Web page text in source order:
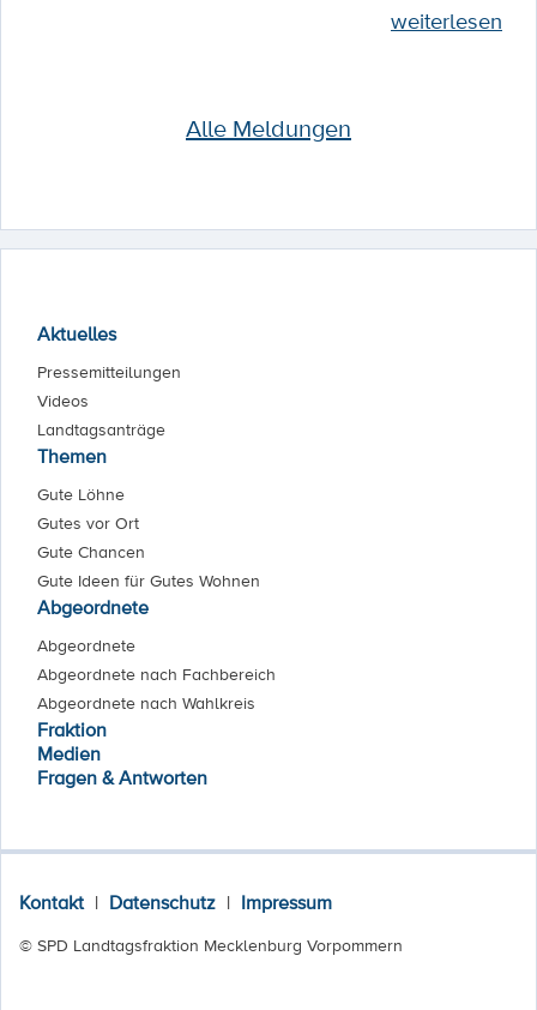
weiterlesen
Alle Meldungen
Aktuelles
Pressemitteilungen
Videos
Landtagsanträge
Themen
Gute Löhne
Gutes vor Ort
Gute Chancen
Gute Ideen für Gutes Wohnen
Abgeordnete
Abgeordnete
Abgeordnete nach Fachbereich
Abgeordnete nach Wahlkreis
Fraktion
Medien
Fragen & Antworten
Kontakt | Datenschutz | Impressum
© SPD Landtagsfraktion Mecklenburg Vorpommern